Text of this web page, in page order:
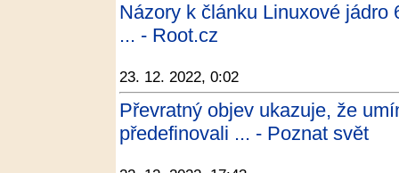
Názory k článku Linuxové jádro
... - Root.cz
23. 12. 2022, 0:02
Převratný objev ukazuje, že
předefinovali ... - Poznat svět